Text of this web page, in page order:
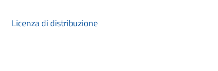
Licenza di distribuzione